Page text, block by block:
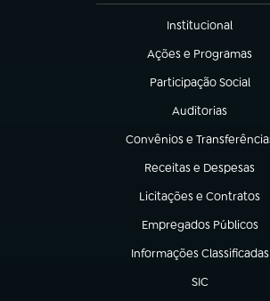
Institucional
(abre em nova aba)
Ações e Programas
(abre em nova aba)
Participação Social
(abre em nova aba)
Auditorias
(abre em nova aba)
Convênios e
(abre em nova aba)
Receitas e Despesas
(abre em nova aba)
Licitações e Contratos
(abre em nova aba)
Empregados Públicos
(abre em nova aba)
Informações Classificadas
(abre em nova aba)
SIC
(abre em nova